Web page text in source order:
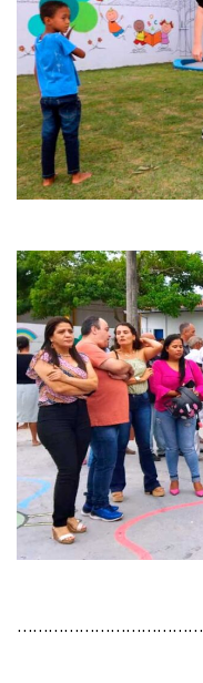
………………………………